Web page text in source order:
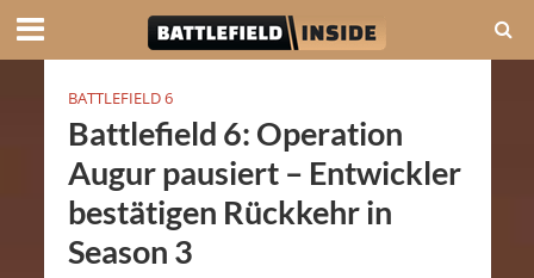
BATTLEFIELD 6
Battlefield 6: Operation
Augur pausiert – Entwickler
bestätigen Rückkehr in
Season 3